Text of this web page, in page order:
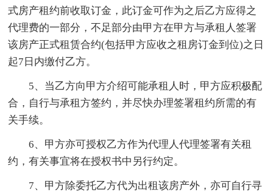
式房产租约前收取订金，此订金可作为之后乙方应得之
代理费的一部分，不足部分由甲方在甲方与承租人签署
该房产正式租赁合约(包括甲方应收之租房订金到位)之日
起7日内缴付乙方。
5、当乙方向甲方介绍可能承租人时，甲方应积极配
合，自行与承租方签约，并尽快办理签署租约所需的有
关手续。
6、甲方亦可授权乙方作为代理人代理签署有关租
约，有关事宜将在授权书中另行约定。
7、甲方除委托乙方代为出租该房产外，亦可自行寻